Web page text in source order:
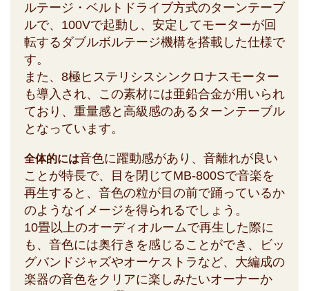
ルテージ・ベルトドライブ方式のターンテーブ
ルで、100Vで起動し、安定してモーターが回
転するダブルボルテージ機構を搭載した仕様で
す。
また、8極ヒステリシスシンクロナスモーター
も導入され、この素材には亜鉛合金が用いられ
ており、重量感と高級感のあるターンテーブル
となっています。
全体的には音色に躍動感があり、音離れが良い
ことが特長で、目を閉じてMB-800Sで音楽を
再生すると、音色の粒が目の前で踊っているか
のようなイメージを得られるでしょう。
10畳以上のオーディオルームで再生した際に
も、音色には奥行きを感じることができ、ビッ
グバンドジャズやオーケストラなど、大編成の
楽器の音色をクリアに楽しみたいオーナーか